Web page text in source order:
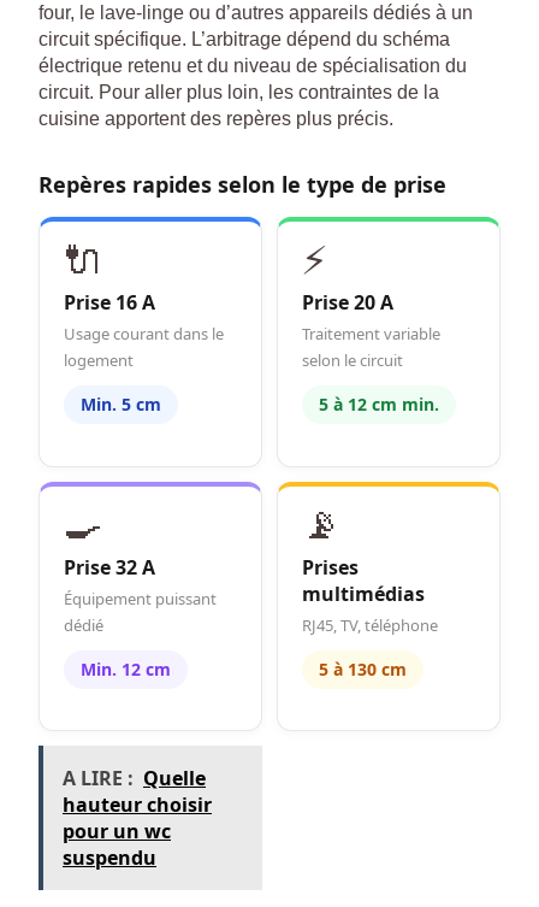
four, le lave-linge ou d’autres appareils dédiés à un
circuit spécifique. L’arbitrage dépend du schéma
électrique retenu et du niveau de spécialisation du
circuit. Pour aller plus loin, les contraintes de la
cuisine apportent des repères plus précis.
Repères rapides selon le type de prise
🔌
Prise 16 A
Usage courant dans le
logement
Min. 5 cm
⚡
Prise 20 A
Traitement variable
selon le circuit
5 à 12 cm min.
🍳
Prise 32 A
Équipement puissant
dédié
Min. 12 cm
📡
Prises
multimédias
RJ45, TV, téléphone
5 à 130 cm
A LIRE : Quelle
hauteur choisir
pour un wc
suspendu